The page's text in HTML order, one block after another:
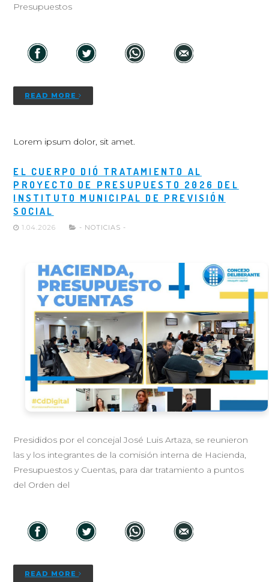
Presupuestos
READ MORE
Lorem ipsum dolor, sit amet.
EL CUERPO DIÓ TRATAMIENTO AL
PROYECTO DE PRESUPUESTO 2026 DEL
INSTITUTO MUNICIPAL DE PREVISIÓN
SOCIAL
1.04.2026 - NOTICIAS -
Presididos por el concejal José Luis Artaza, se reunieron
las y los integrantes de la comisión interna de Hacienda,
Presupuestos y Cuentas, para dar tratamiento a puntos
del Orden del
READ MORE